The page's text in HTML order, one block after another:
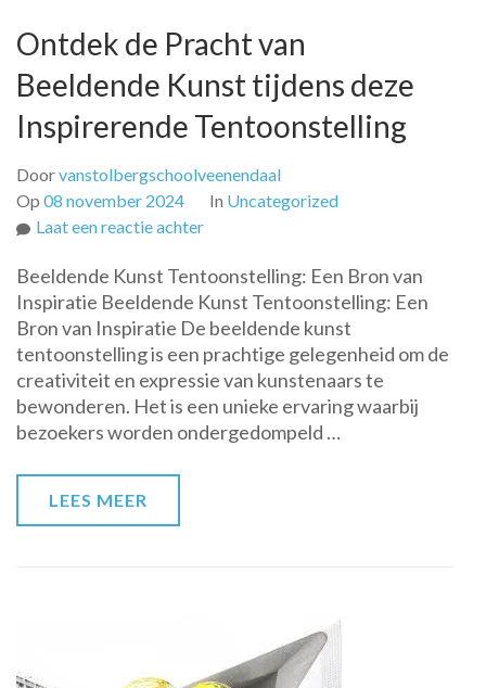
Ontdek de Pracht van
Beeldende Kunst tijdens deze
Inspirerende Tentoonstelling
Doorvanstolbergschoolveenendaal
Op 08 november 2024 In Uncategorized
Laat een reactie achterop
de
Pracht
van
Beeldende
Kunst
tijdens
deze
Beeldende Kunst Tentoonstelling: Een Bron van
Inspiratie Beeldende Kunst Tentoonstelling: Een
Bron van Inspiratie De beeldende kunst
tentoonstelling is een prachtige gelegenheid om de
creativiteit en expressie van kunstenaars te
bewonderen. Het is een unieke ervaring waarbij
bezoekers worden ondergedompeld …
LEES MEER